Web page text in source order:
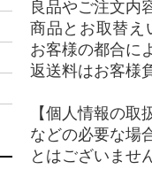
良品やご注文内
商品とお取替え
お客様の都合に
返送料はお客様
【個人情報の
などの必要な場
とはございませ